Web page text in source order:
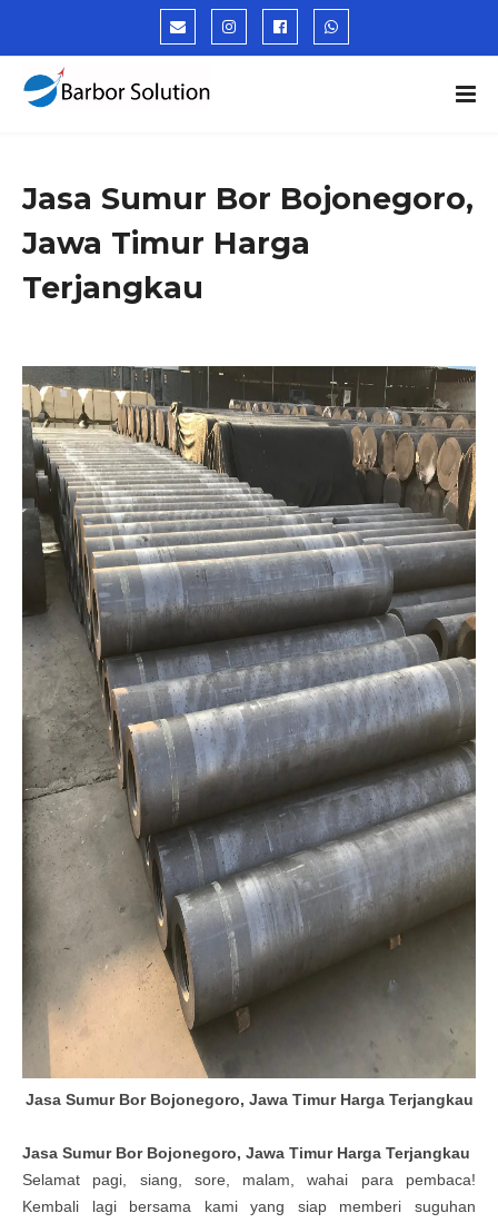
Jasa Sumur Bor Bojonegoro,
Jawa Timur Harga
Terjangkau
Jasa Sumur Bor Bojonegoro, Jawa Timur Harga Terjangkau
Jasa Sumur Bor Bojonegoro, Jawa Timur Harga Terjangkau
Selamat pagi, siang, sore, malam, wahai para pembaca!
Kembali lagi bersama kami yang siap memberi suguhan